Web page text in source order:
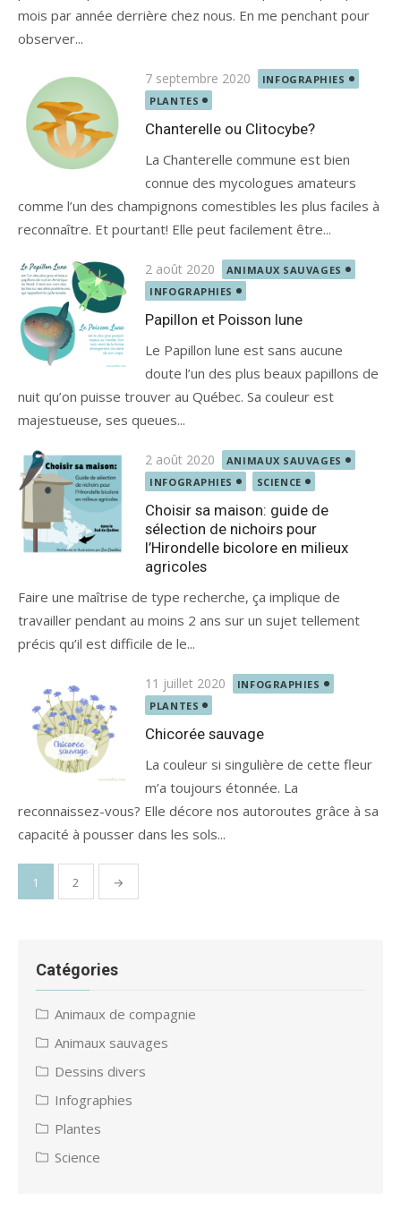
mois par année derrière chez nous. En me penchant pour
observer...
Posted
on
7 septembre 2020
INFOGRAPHIES
PLANTES
Chanterelle ou Clitocybe?
La Chanterelle commune est bien
connue des mycologues amateurs
comme l’un des champignons comestibles les plus faciles à
reconnaître. Et pourtant! Elle peut facilement être...
Posted
on
2 août 2020
ANIMAUX SAUVAGES
INFOGRAPHIES
Papillon et Poisson lune
Le Papillon lune est sans aucune
doute l’un des plus beaux papillons de
nuit qu’on puisse trouver au Québec. Sa couleur est
majestueuse, ses queues...
Posted
on
2 août 2020
ANIMAUX SAUVAGES
INFOGRAPHIES
SCIENCE
Choisir sa maison: guide de
sélection de nichoirs pour
l’Hirondelle bicolore en milieux
agricoles
Faire une maîtrise de type recherche, ça implique de
travailler pendant au moins 2 ans sur un sujet tellement
précis qu’il est difficile de le...
Posted
on
11 juillet 2020
INFOGRAPHIES
PLANTES
Chicorée sauvage
La couleur si singulière de cette fleur
m’a toujours étonnée. La
reconnaissez-vous? Elle décore nos autoroutes grâce à sa
capacité à pousser dans les sols...
Navigation
des
1 2 →
Catégories
Animaux de compagnie
Animaux sauvages
Dessins divers
Infographies
Plantes
Science